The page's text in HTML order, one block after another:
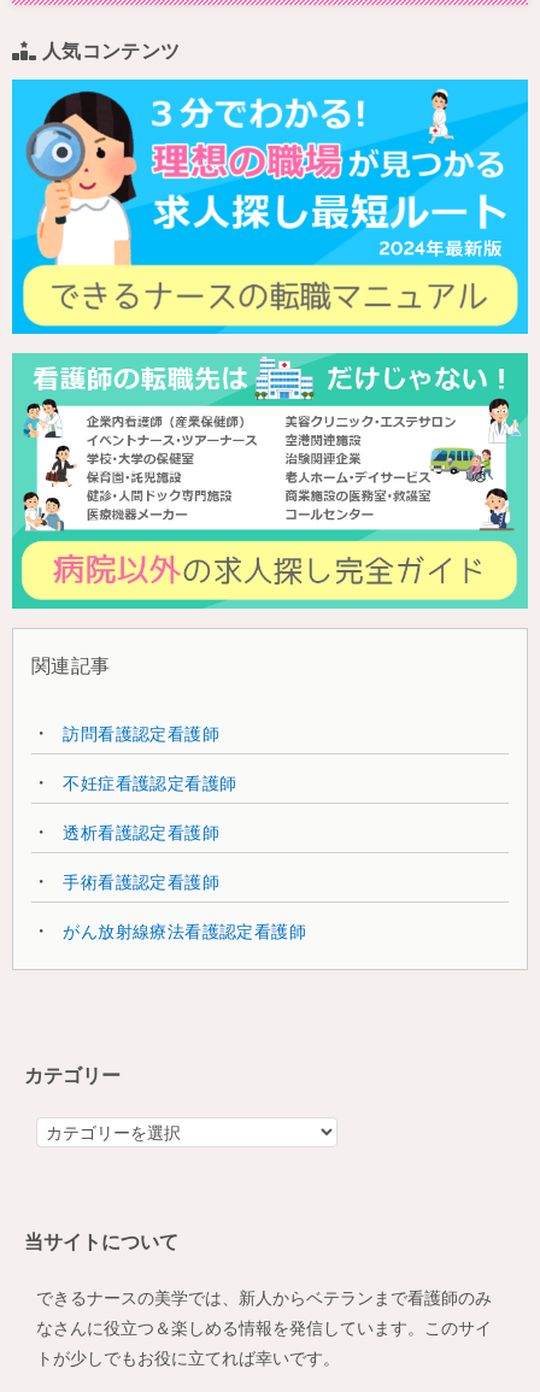
人気コンテンツ
関連記事
訪問看護認定看護師
不妊症看護認定看護師
透析看護認定看護師
手術看護認定看護師
がん放射線療法看護認定看護師
カテゴリー
カ
ー
当サイトについて
できるナースの美学では、新人からベテランまで看護師のみ
なさんに役立つ＆楽しめる情報を発信しています。このサイ
トが少しでもお役に立てれば幸いです。